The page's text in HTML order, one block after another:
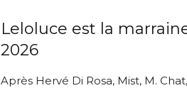
Leloluce est la
2026
Après Hervé Di Rosa, Mist, M.